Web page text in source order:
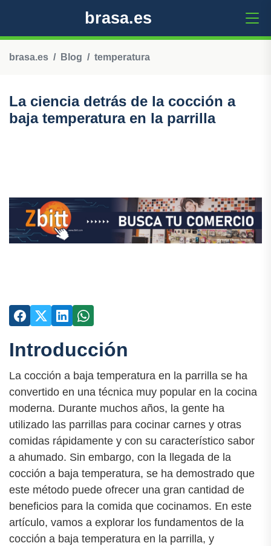
brasa.es
brasa.es Blog temperatura
La ciencia detrás de la cocción a
baja temperatura en la parrilla
Introducción
La cocción a baja temperatura en la parrilla se ha
convertido en una técnica muy popular en la cocina
moderna. Durante muchos años, la gente ha
utilizado las parrillas para cocinar carnes y otras
comidas rápidamente y con su característico sabor
a ahumado. Sin embargo, con la llegada de la
cocción a baja temperatura, se ha demostrado que
este método puede ofrecer una gran cantidad de
beneficios para la comida que cocinamos. En este
artículo, vamos a explorar los fundamentos de la
cocción a baja temperatura en la parrilla, y